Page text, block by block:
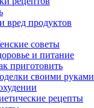
вред продуктов
советы
и питание
приготовить
своими руками
рецепты